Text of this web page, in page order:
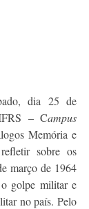
– Campus
Memória e
sobre os
março de 1964
golpe militar e
no país. Pelo